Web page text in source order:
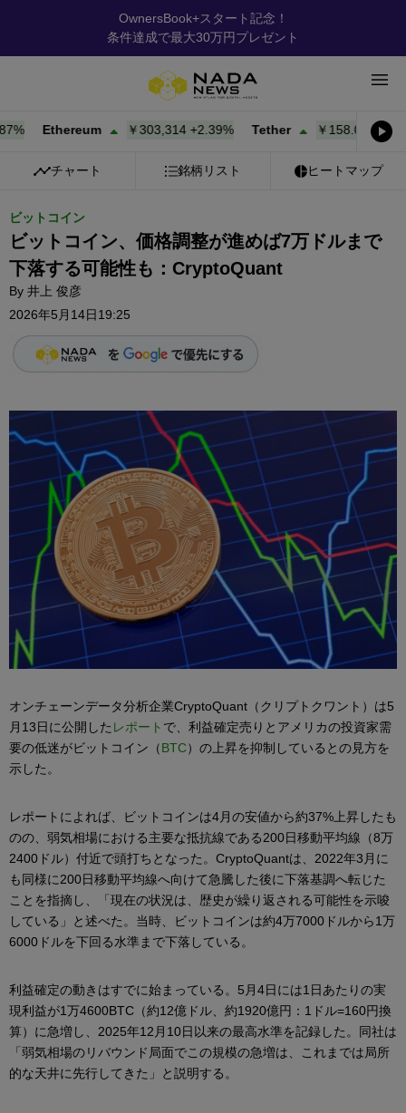
OwnersBook+スタート記念！
条件達成で最大30万円プレゼント
Ethereum ￥303,314+2.39% Tether ￥158.08+ 0.00%
チャート 銘柄リスト ヒートマップ
ビットコイン
ビットコイン、価格調整が進めば7万ドルまで
下落する可能性も：CryptoQuant
By 井上 俊彦
2026年5月14日19:25
オンチェーンデータ分析企業CryptoQuant（クリプトクワント）は5
月13日に公開した レポート で、利益確定売りとアメリカの投資家需
要の低迷がビットコイン（BTC）の上昇を抑制しているとの見方を
示した。
レポートによれば、ビットコインは4月の安値から約37%上昇したも
のの、弱気相場における主要な抵抗線である200日移動平均線（8万
2400ドル）付近で頭打ちとなった。CryptoQuantは、2022年3月に
も同様に200日移動平均線へ向けて急騰した後に下落基調へ転じた
ことを指摘し、「現在の状況は、歴史が繰り返される可能性を示唆
している」と述べた。当時、ビットコインは約4万7000ドルから1万
6000ドルを下回る水準まで下落している。
利益確定の動きはすでに始まっている。5月4日には1日あたりの実
現利益が1万4600BTC（約12億ドル、約1920億円：1ドル=160円換
算）に急増し、2025年12月10日以来の最高水準を記録した。同社は
「弱気相場のリバウンド局面でこの規模の急増は、これまでは局所
的な天井に先行してきた」と説明する。